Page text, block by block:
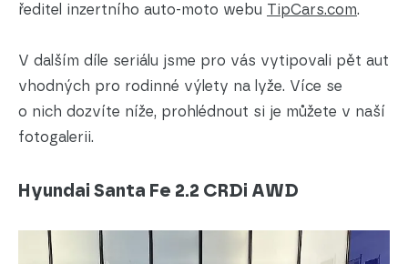
ředitel inzertního auto-moto webu TipCars.com.
V dalším díle seriálu jsme pro vás vytipovali pět aut
vhodných pro rodinné výlety na lyže. Více se
o nich dozvíte níže, prohlédnout si je můžete v naší
fotogalerii.
Hyundai Santa Fe 2.2 CRDi AWD